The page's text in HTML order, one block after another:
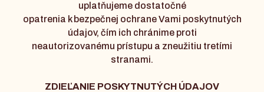
uplatňujeme dostatočné
opatrenia k bezpečnej ochrane Vami poskytnutých
údajov, čím ich chránime proti
neautorizovanému prístupu a zneužitiu tretími
stranami.
ZDIEĽANIE POSKYTNUTÝCH ÚDAJOV